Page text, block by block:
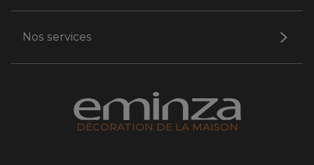
Nos services
DÉCORATION DE LA MAISON